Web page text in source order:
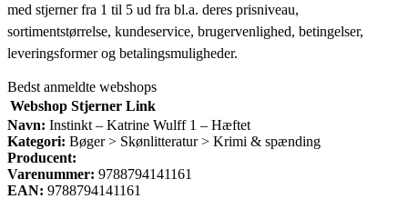
med stjerner fra 1 til 5 ud fra bl.a. deres prisniveau,
sortimentstørrelse, kundeservice, brugervenlighed, betingelser,
leveringsformer og betalingsmuligheder.
Bedst anmeldte webshops
Webshop Stjerner Link
Navn: Instinkt – Katrine Wulff 1 – Hæftet
Kategori: Bøger > Skønlitteratur > Krimi & spænding
Producent:
Varenummer: 9788794141161
EAN: 9788794141161